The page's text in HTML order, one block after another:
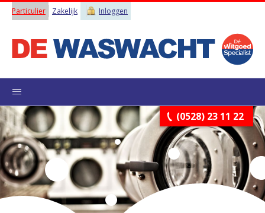
Particulier Zakelijk Inloggen
(0528) 23 11 22